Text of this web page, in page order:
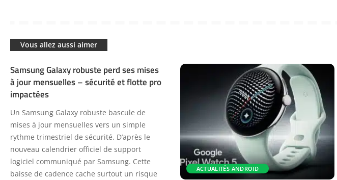
Vous allez aussi aimer
Samsung Galaxy robuste perd ses mises
à jour mensuelles – sécurité et flotte pro
impactées
Un Samsung Galaxy robuste bascule de
mises à jour mensuelles vers un simple
rythme trimestriel de sécurité. D’après le
nouveau calendrier officiel de support
logiciel communiqué par Samsung. Cette
baisse de cadence cache surtout un risque
ACTUALITÉS ANDROID